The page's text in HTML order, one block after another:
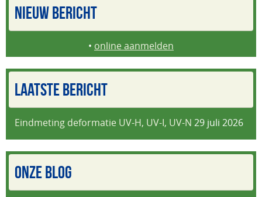
NIEUW BERICHT
• online aanmelden
LAATSTE BERICHT
Eindmeting deformatie UV-H, UV-I, UV-N 29 juli 2026
ONZE BLOG